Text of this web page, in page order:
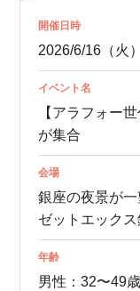
開催日時
2026/6/16（火
イベント名
【アラフォー
が集合
会場
銀座の夜景が
ゼットエック
年齢
男性：32〜49